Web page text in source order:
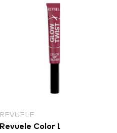
REVUELE
Revuele Color Lip Gloss - 02